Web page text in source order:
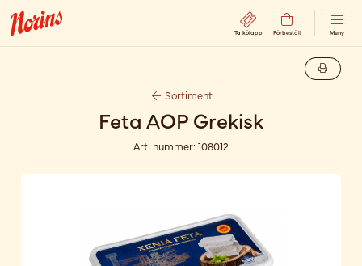
Ta kölapp Förbeställ Meny
Sortiment
Feta AOP Grekisk
Art. nummer: 108012